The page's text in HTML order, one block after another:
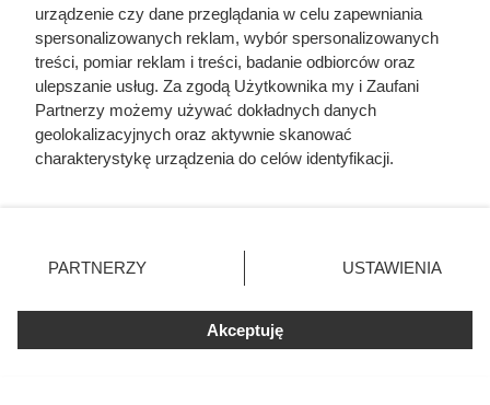
Drugi produkt za 1 zł? W tej
paczek
W Biedronce przez cały tydzień trwa super promocja.
Druga sztuka kosztuje tylko 1 zł, a oprócz tego
urządzenie czy dane przeglądania w celu zapewniania
spersonalizowanych reklam, wybór spersonalizowanych
treści, pomiar reklam i treści, badanie odbiorców oraz
ulepszanie usług. Za zgodą Użytkownika my i Zaufani
Partnerzy możemy używać dokładnych danych
geolokalizacyjnych oraz aktywnie skanować
charakterystykę urządzenia do celów identyfikacji.
zmienić/wycofać klikając przycisk ustawień prywatności
znajdujący się w lewym dolnym rogu strony
rodzaje przetwarzania danych nie wymagają zgody
użytkownika, ale masz prawo sprzeciwić się takiemu
przetwarzaniu. Preferencje będą miały zastosowania tylko
PARTNERZY USTAWIENIA
Akceptuję